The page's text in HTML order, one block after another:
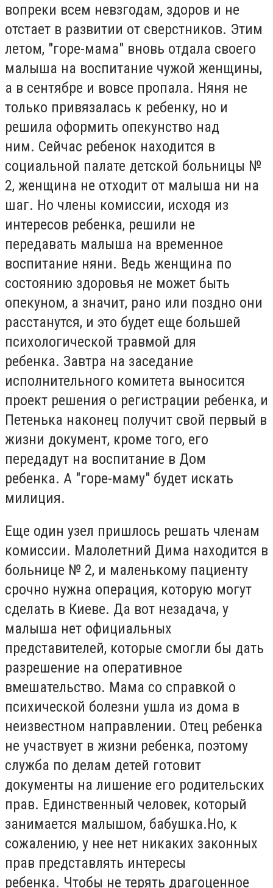
вопреки всем невзгодам, здоров и не
отстает в развитии от сверстников. Этим
летом, "горе-мама" вновь отдала своего
малыша на воспитание чужой женщины,
а в сентябре и вовсе пропала. Няня не
только привязалась к ребенку, но и
решила оформить опекунство над
ним. Сейчас ребенок находится в
социальной палате детской больницы №
2, женщина не отходит от малыша ни на
шаг. Но члены комиссии, исходя из
интересов ребенка, решили не
передавать малыша на временное
воспитание няни. Ведь женщина по
состоянию здоровья не может быть
опекуном, а значит, рано или поздно они
расстанутся, и это будет еще большей
психологической травмой для
ребенка. Завтра на заседание
исполнительного комитета выносится
проект решения о регистрации ребенка, и
Петенька наконец получит свой первый в
жизни документ, кроме того, его
передадут на воспитание в Дом
ребенка. А "горе-маму" будет искать
милиция.
Еще один узел пришлось решать членам
комиссии. Малолетний Дима находится в
больнице № 2, и маленькому пациенту
срочно нужна операция, которую могут
сделать в Киеве. Да вот незадача, у
малыша нет официальных
представителей, которые смогли бы дать
разрешение на оперативное
вмешательство. Мама со справкой о
психической болезни ушла из дома в
неизвестном направлении. Отец ребенка
не участвует в жизни ребенка, поэтому
служба по делам детей готовит
документы на лишение его родительских
прав. Единственный человек, который
занимается малышом, бабушка.Но, к
сожалению, у нее нет никаких законных
прав представлять интересы
ребенка. Чтобы не терять драгоценное